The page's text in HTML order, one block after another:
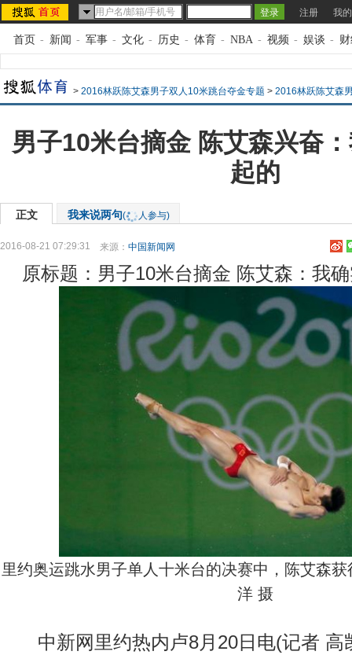
注册 我
首页 - 新闻 - 军事 - 文化 - 历史 - 体育 - NBA - 视频 - 娱谈 -
> 2016林跃陈艾森男子双人10米跳台夺金专题 > 2016林跃陈艾森
男子10米台摘金 陈艾森兴奋
起的
正文 我来说两句( 人参与)
2016-08-21 07:29:31 来源： 中国新闻网
原标题：男子10米台摘金 陈艾森：我
里约奥运跳水男子单人十米台的决赛中，陈艾森
洋 摄
中新网里约热内卢8月20日电(记者 高